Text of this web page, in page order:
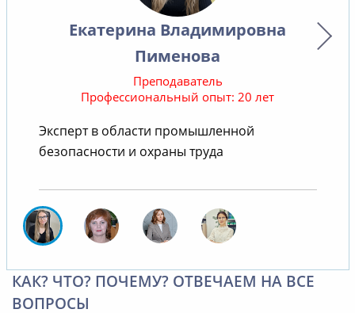
Екатерина Владимировна
Пименова
Преподаватель
Профессиональный опыт: 20 лет
Эксперт в области промышленной
безопасности и охраны труда
КАК? ЧТО? ПОЧЕМУ? ОТВЕЧАЕМ НА ВСЕ
ВОПРОСЫ